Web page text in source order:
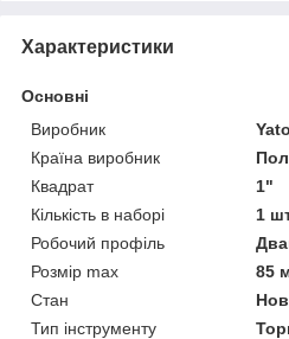
Характеристики
Основні
Виробник
Yato
Країна виробник
Квадрат
1"
Кількість в наборі
1
Робочий профіль
Розмір max
85
Стан
Тип інструменту